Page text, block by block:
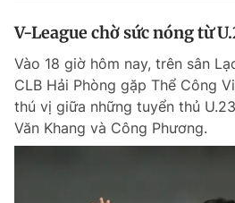
V-League chờ sức nóng từ
Vào 18 giờ hôm nay, trên sân
CLB Hải Phòng gặp Thể Công
thú vị giữa những tuyển thủ
Văn Khang và Công Phương.